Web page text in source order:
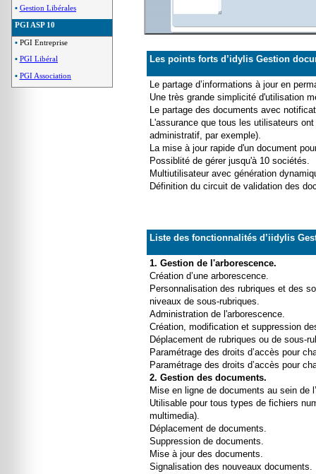
Les points forts d’idylis Gestion
Le partage d’informations à jour en
Une très grande simplicité d'utilisation
Le partage des documents avec
L'assurance que tous les utilisateurs
administratif, par exemple).
La mise à jour rapide d'un document
Possiblité de gérer jusqu'à 10 sociétés.
Multiutilisateur avec génération
Définition du circuit de validation des
Liste des fonctionnalités d’iidylis
1. Gestion de l'arborescence.
Création d’une arborescence.
Personnalisation des rubriques et des
niveaux de sous-rubriques.
Administration de l'arborescence.
Création, modification et suppression
Déplacement de rubriques ou de sous-
Paramétrage des droits d’accès pour
Paramétrage des droits d’accès pour
2. Gestion des documents.
Mise en ligne de documents au sein de
Utilisable pour tous types de fichiers
multimedia).
Déplacement de documents.
Suppression de documents.
Mise à jour des documents.
Signalisation des nouveaux documents.
▪ Gestion Libérales
PGI
▪ PGI Entreprise
▪ PGI Libéral
▪ PGI Association
▪ Gestion Libérales
PGI ASP 10
▪ PGI Entreprise
▪ PGI Libéral
▪ PGI Association